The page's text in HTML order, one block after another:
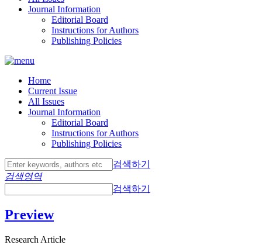
Journal Information
Editorial Board
Instructions for Authors
Publishing Policies
Home
Current Issue
All Issues
Journal Information
Editorial Board
Instructions for Authors
Publishing Policies
검색하기
검색영역
검색하기
Preview
Research Article